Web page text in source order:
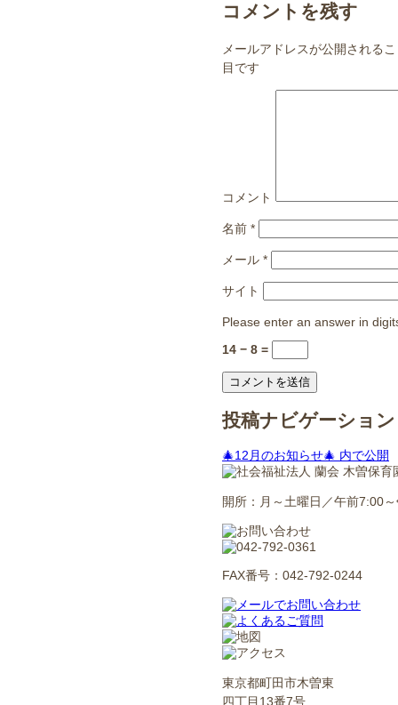
コメントを残す
メールアドレスが公開される
目です
コメント
名前 *
メール *
サイト
Please enter an answer in
14 − 8 =
投稿ナビゲーション
🎄12月のお知らせ🎄 内で公開
開所：月～土曜日／午前7:00
FAX番号：042-792-0244
東京都町田市木曽東
四丁目13番7号